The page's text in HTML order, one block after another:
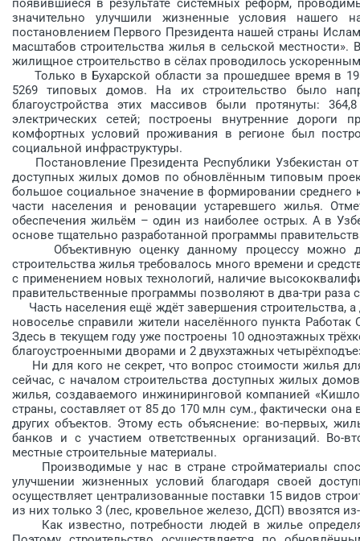
появившиеся в результате системных реформ,
значительно улучшили жизненные условия нашего
постановлением Первого Президента нашей страны
масштабов строительства жилья в сельской местности».
жилищное строительство в сёлах проводилось
Только в Бухарской области за прошедшее время в
5269 типовых домов. На их строительство было
благоустройства этих массивов были протянуты:
электрических сетей; построены внутренние дороги
комфортных условий проживания в регионе был
социальной инфраструктуры.
Постановление Президента Рес­публики Узбекистан от
доступных жилых домов по обновлённым типовым
большое социальное значение в формировании
части населения и реновации устаревшего жилья.
обеспечения жильём – один из наиболее острых. А в
основе тщательно разработанной программы
Объективную оценку данному процессу можно
строительства жилья требовалось много времени и
с применением новых технологий, наличие
правительственные программы позволяют в два-три раза
Часть населения ещё ждёт завершения строительства,
новоселье справили жители населённого пункта Работак
Здесь в текущем году уже построены 10 одноэтажных
благоустроенными дворами и 2 двухэтажных
Ни для кого не секрет, что вопрос стоимости жилья
сейчас, с началом строительства доступных жилых
жилья, создаваемого инжиниринговой компанией
страны, составляет от 85 до 170 млн сум., фактически
других объектов. Этому есть объяснение: во-первых,
банков и с участием ответственных организаций. Во-
местные строительные материалы.
Производимые у нас в стране стройматериалы
улучшении жизненных условий благодаря своей
осуществляет централизованные поставки 15 видов
из них только 3 (лес, кровельное железо, ДСП) ввозятся
Как известно, потребности людей в жилье